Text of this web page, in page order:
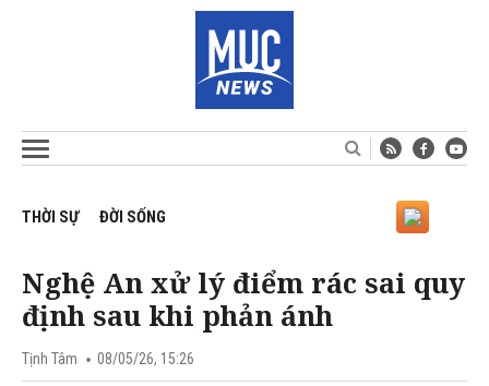
THỜI SỰ ĐỜI SỐNG
Nghệ An xử lý điểm rác sai quy
định sau khi phản ánh
Tịnh Tâm 08/05/26, 15:26